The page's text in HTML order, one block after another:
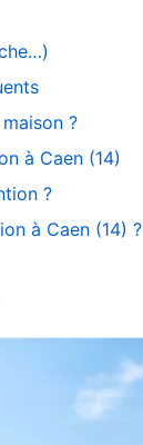
?
à Caen (14)
?
à Caen (14) ?